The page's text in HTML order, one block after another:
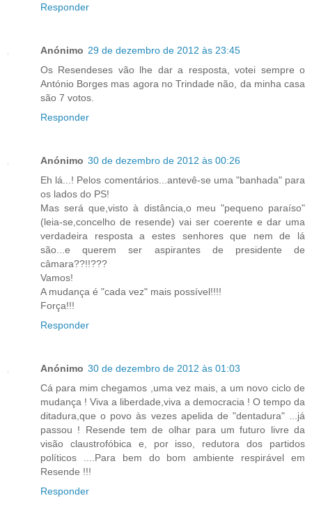
Responder
Anónimo 29 de dezembro de 2012 às 23:45
Os Resendeses vão lhe dar a resposta, votei sempre o
António Borges mas agora no Trindade não, da minha casa
são 7 votos.
Responder
Anónimo 30 de dezembro de 2012 às 00:26
Eh lá...! Pelos comentários...antevê-se uma "banhada" para
os lados do PS!
Mas será que,visto à distância,o meu "pequeno paraíso"
(leia-se,concelho de resende) vai ser coerente e dar uma
verdadeira resposta a estes senhores que nem de lá
são...e querem ser aspirantes de presidente de
câmara??!!???
Vamos!
A mudança é "cada vez" mais possível!!!!
Força!!!
Responder
Anónimo 30 de dezembro de 2012 às 01:03
Cá para mim chegamos ,uma vez mais, a um novo ciclo de
mudança ! Viva a liberdade,viva a democracia ! O tempo da
ditadura,que o povo às vezes apelida de "dentadura" ...já
passou ! Resende tem de olhar para um futuro livre da
visão claustrofóbica e, por isso, redutora dos partidos
políticos ....Para bem do bom ambiente respirável em
Resende !!!
Responder